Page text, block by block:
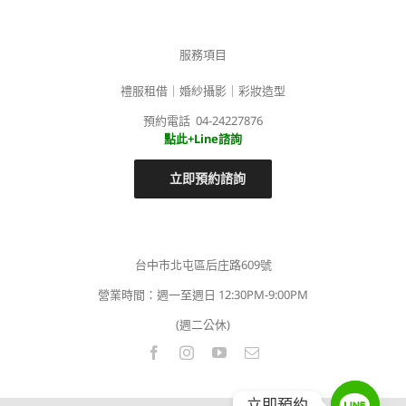
服務項目
禮服租借｜婚紗攝影｜彩妝造型
預約電話 04-24227876
點此+Line諮詢
立即預約諮詢
台中市北屯區后庄路609號
營業時間：週一至週日 12:30PM-9:00PM
(週二公休)